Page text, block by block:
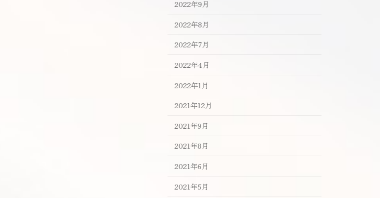
2022年9月
2022年8月
2022年7月
2022年4月
2022年1月
2021年12月
2021年9月
2021年8月
2021年6月
2021年5月